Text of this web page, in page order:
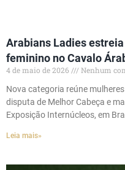
Arabians Ladies
feminino no Cavalo
4 de maio de 2026
Nenhum
Nova categoria reúne
disputa de Melhor Cabeça e
Exposição Internúcleos, em
Leia mais»